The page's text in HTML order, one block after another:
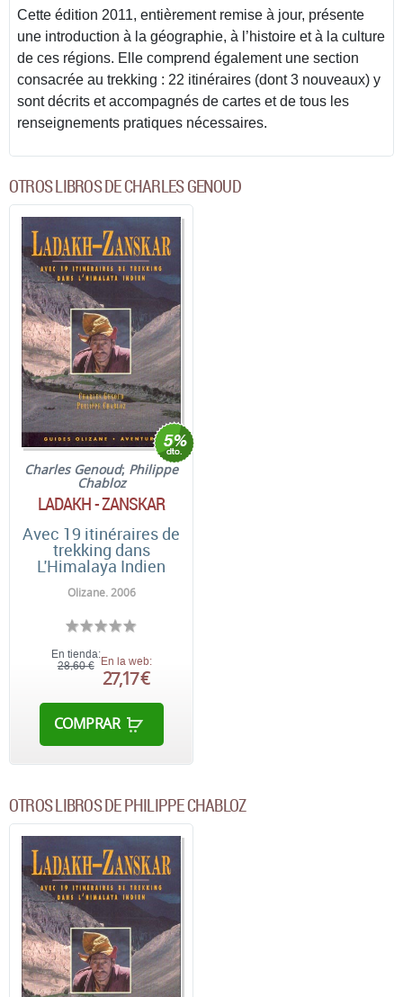
Cette édition 2011, entièrement remise à jour, présente
une introduction à la géographie, à l’histoire et à la culture
de ces régions. Elle comprend également une section
consacrée au trekking : 22 itinéraires (dont 3 nouveaux) y
sont décrits et accompagnés de cartes et de tous les
renseignements pratiques nécessaires.
OTROS LIBROS DE CHARLES GENOUD
Charles Genoud; Philippe
Chabloz
LADAKH - ZANSKAR
Avec 19 itinéraires de
trekking dans
L'Himalaya Indien
Olizane. 2006
En tienda:
28,60 € En la web:
27,17 €
COMPRAR
OTROS LIBROS DE PHILIPPE CHABLOZ